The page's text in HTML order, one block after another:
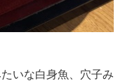
いな白身魚、穴子み